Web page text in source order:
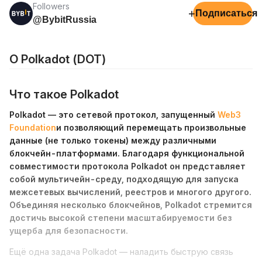
Followers
@BybitRussia
+ Подписаться
О Polkadot (DOT)
Что такое Polkadot
Polkadot — это сетевой протокол, запущенный Web3
Foundationи позволяющий перемещать произвольные
данные (не только токены) между различными
блокчейн-платформами. Благодаря функциональной
совместимости протокола Polkadot он представляет
собой мультичейн-среду, подходящую для запуска
межсетевых вычислений, реестров и многого другого.
Объединяя несколько блокчейнов, Polkadot стремится
достичь высокой степени масштабируемости без
ущерба для безопасности.
Ещё одна задача Polkadot — наладить быструю связь